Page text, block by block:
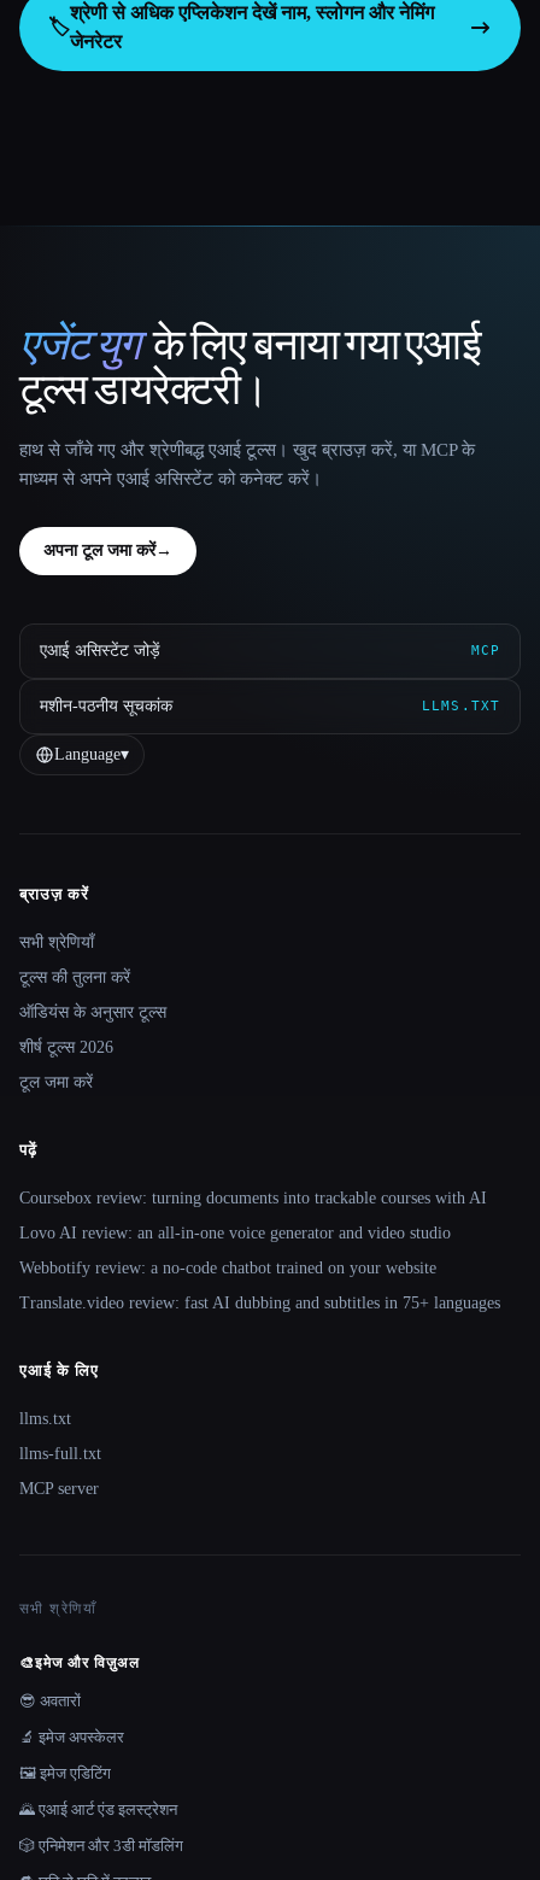
🏷️
श्रेणी से अधिक एप्लिकेशन देखेंनाम, स्लोगन और नेमिंग
जेनरेटर
That AI Collection
एजेंट युगके लिए बनाया गया एआई
टूल्स डायरेक्टरी।
हाथ से जाँचे गए और श्रेणीबद्ध एआई टूल्स। खुद ब्राउज़ करें, या MCP के
माध्यम से अपने एआई असिस्टेंट को कनेक्ट करें।
अपना टूल जमा करें→
एआई असिस्टेंट जोड़ें MCP
मशीन-पठनीय सूचकांक LLMS.TXT
Language▾
Site navigation
ब्राउज़ करें
सभी श्रेणियाँ
टूल्स की तुलना करें
ऑडियंस के अनुसार टूल्स
शीर्ष टूल्स 2026
टूल जमा करें
पढ़ें
Coursebox review: turning documents into trackable courses with AI
Lovo AI review: an all-in-one voice generator and video studio
Webbotify review: a no-code chatbot trained on your website
Translate.video review: fast AI dubbing and subtitles in 75+ languages
एआई के लिए
llms.txt
llms-full.txt
MCP server
सभी श्रेणियाँ
🎨इमेज और विज़ुअल
😎 अवतारों
🔬 इमेज अपस्केलर
🖼️ इमेज एडिटिंग
🌄 एआई आर्ट एंड इलस्ट्रेशन
🎲 एनिमेशन और 3डी मॉडलिंग